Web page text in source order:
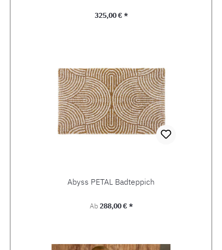
Regulärer Preis:
325,00 € *
Abyss PETAL Badteppich
Regulärer Preis:
Ab288,00 € *